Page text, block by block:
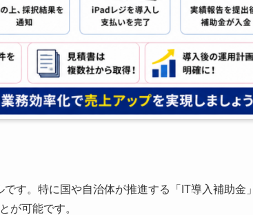
す。特に国や自治体が推進する「IT導入補助金
が可能です。